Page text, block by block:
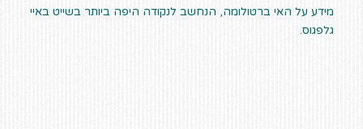
מידע על האי ברטולומה, הנחשב לנקודה היפה ביותר בשייט באיי
גלפגוס.